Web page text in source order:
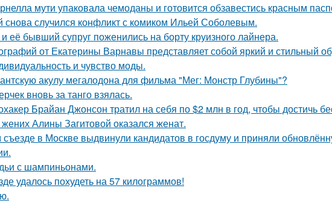
мути упаковала чемоданы и готовится обзавестись красным
снова случился конфликт с комиком Ильей Соболевым.
её бывший супруг поженились на борту круизного лайнера.
от Екатерины Варнавы представляет собой яркий и стильный
и чувство моды.
акулу мегалодона для фильма "Мег: Монстр Глубины"?
вновь за танго взялась.
Брайан Джонсон тратил на себя по $2 млн в год, чтобы достичь
Алины Загитовой оказался женат.
в Москве выдвинули кандидатов в госдуму и приняли
с шампиньонами.
удалось похудеть на 57 килограммов!